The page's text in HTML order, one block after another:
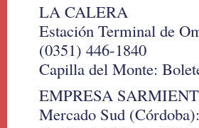
LA CALERA
Estación Terminal de
(0351) 446-1840
Capilla del Monte:
EMPRESA
Mercado Sud